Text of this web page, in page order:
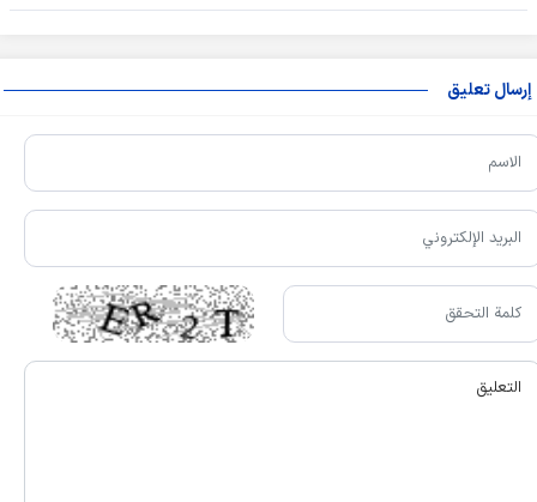
إرسال تعليق